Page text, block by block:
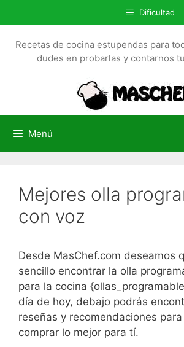
a
l
Dificultad
Recetas de cocina estupendas para
dudes en probarlas y contarnos
Menú
Mejores olla
con voz
Desde MasChef.com deseamos
sencillo encontrar la olla
para la cocina
día de hoy, debajo podrás
reseñas y recomendaciones
comprar lo mejor para tí.